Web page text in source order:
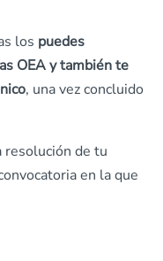
los puedes
OEA y también te
, una vez concluido
resolución de tu
en la que